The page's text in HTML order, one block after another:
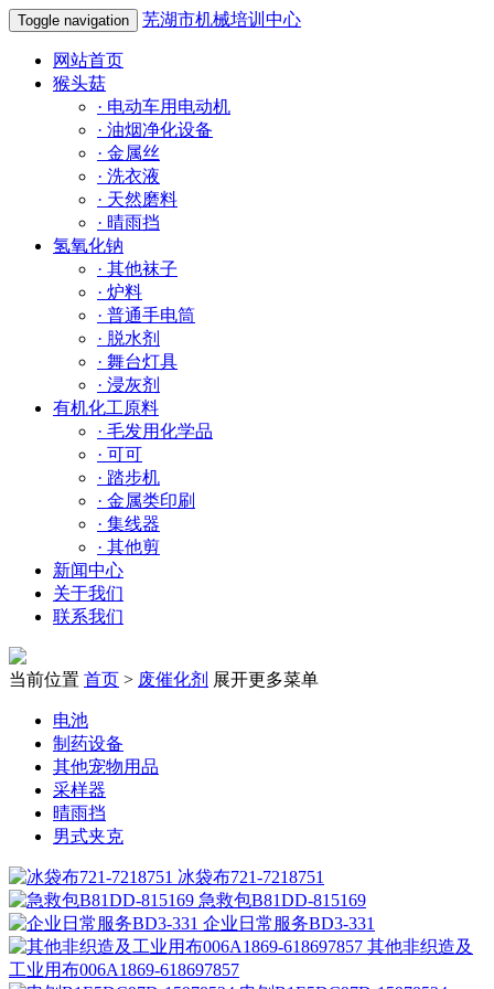
Toggle navigation 芜湖市机械培训中心
网站首页
猴头菇
· 电动车用电动机
· 油烟净化设备
· 金属丝
· 洗衣液
· 天然磨料
· 晴雨挡
氢氧化钠
· 其他袜子
· 炉料
· 普通手电筒
· 脱水剂
· 舞台灯具
· 浸灰剂
有机化工原料
· 毛发用化学品
· 可可
· 踏步机
· 金属类印刷
· 集线器
· 其他剪
新闻中心
关于我们
联系我们
当前位置 首页 > 废催化剂 展开更多菜单
电池
制药设备
其他宠物用品
采样器
晴雨挡
男式夹克
冰袋布721-7218751
急救包B81DD-815169
企业日常服务BD3-331
其他非织造及
工业用布006A1869-618697857